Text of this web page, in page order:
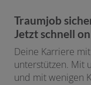
Traumjob
Jetzt schnell
Deine Karriere
unterstützen. Mit
und mit wenigen